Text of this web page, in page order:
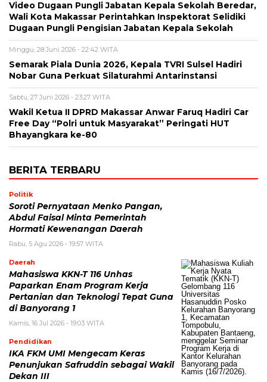
Video Dugaan Pungli Jabatan Kepala Sekolah Beredar,
Wali Kota Makassar Perintahkan Inspektorat Selidiki
Dugaan Pungli Pengisian Jabatan Kepala Sekolah
Minggu, 28 Juni 2026 - 22:42 WITA
Semarak Piala Dunia 2026, Kepala TVRI Sulsel Hadiri
Nobar Guna Perkuat Silaturahmi Antarinstansi
Sabtu, 27 Juni 2026 - 23:27 WITA
Wakil Ketua II DPRD Makassar Anwar Faruq Hadiri Car
Free Day “Polri untuk Masyarakat” Peringati HUT
Bhayangkara ke-80
BERITA TERBARU
Politik
Soroti Pernyataan Menko Pangan,
Abdul Faisal Minta Pemerintah
Hormati Kewenangan Daerah
Rabu, 5 Agu 2026 - 19:57 WITA
Daerah
Mahasiswa KKN-T 116 Unhas
Paparkan Enam Program Kerja
Pertanian dan Teknologi Tepat Guna
di Banyorang 1
Kamis, 16 Jul 2026 - 19:03 WITA
Pendidikan
IKA FKM UMI Mengecam Keras
Penunjukan Safruddin sebagai Wakil
Dekan III